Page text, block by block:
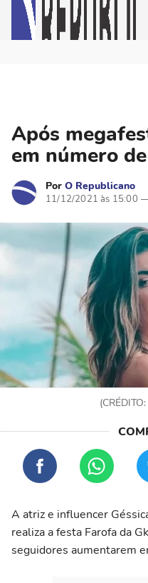
Após
em número
Por O Republicano
11/12/2021 às 15:00
A atriz e influencer
realiza a festa Farofa da
seguidores aumentarem